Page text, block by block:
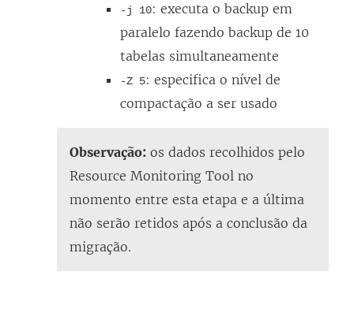
-j 10: executa o backup em
paralelo fazendo backup de 10
tabelas simultaneamente
-Z 5: especifica o nível de
compactação a ser usado
Observação: os dados recolhidos pelo
Resource Monitoring Tool no
momento entre esta etapa e a última
não serão retidos após a conclusão da
migração.